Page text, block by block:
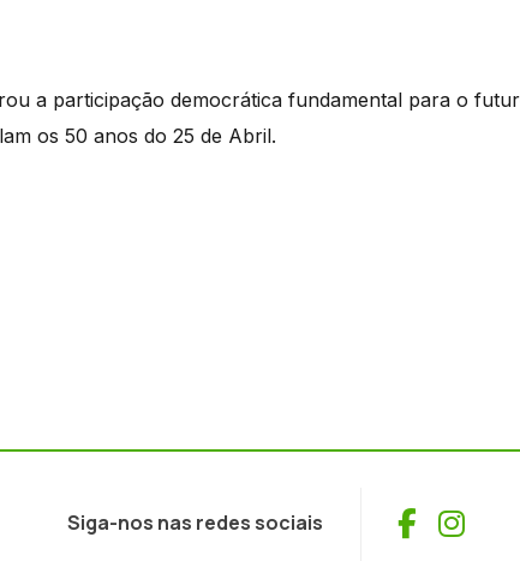
a participação democrática fundamental para o
os 50 anos do 25 de Abril.
Siga-nos nas redes sociais